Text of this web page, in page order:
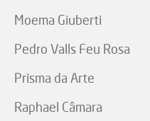
Moema Giuberti
Pedro Valls Feu Rosa
Prisma da Arte
Raphael Câmara